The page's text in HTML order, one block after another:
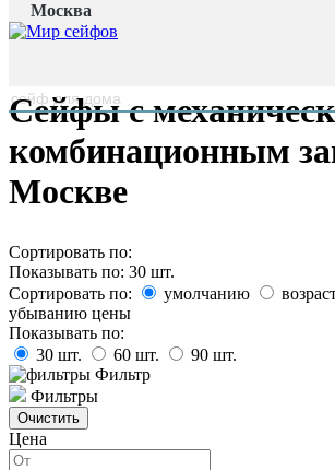
Москва
Главная страница
Каталог
Сейфы с
комбинационным
Москве
Сортировать по:
Показывать по: 30 шт.
Сортировать по:
умолчанию
убыванию цены
Показывать по:
30 шт. 60 шт. 90 шт.
Фильтр
Фильтры
Цена